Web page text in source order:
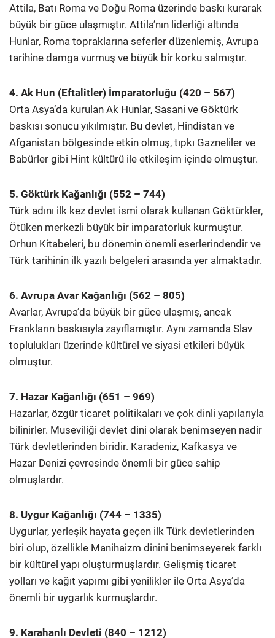
Attila, Batı Roma ve Doğu Roma üzerinde baskı kurarak
büyük bir güce ulaşmıştır. Attila’nın liderliği altında
Hunlar, Roma topraklarına seferler düzenlemiş, Avrupa
tarihine damga vurmuş ve büyük bir korku salmıştır.
4. Ak Hun (Eftalitler) İmparatorluğu (420 – 567)
Orta Asya’da kurulan Ak Hunlar, Sasani ve Göktürk
baskısı sonucu yıkılmıştır. Bu devlet, Hindistan ve
Afganistan bölgesinde etkin olmuş, tıpkı Gazneliler ve
Babürler gibi Hint kültürü ile etkileşim içinde olmuştur.
5. Göktürk Kağanlığı (552 – 744)
Türk adını ilk kez devlet ismi olarak kullanan Göktürkler,
Ötüken merkezli büyük bir imparatorluk kurmuştur.
Orhun Kitabeleri, bu dönemin önemli eserlerindendir ve
Türk tarihinin ilk yazılı belgeleri arasında yer almaktadır.
6. Avrupa Avar Kağanlığı (562 – 805)
Avarlar, Avrupa’da büyük bir güce ulaşmış, ancak
Frankların baskısıyla zayıflamıştır. Aynı zamanda Slav
toplulukları üzerinde kültürel ve siyasi etkileri büyük
olmuştur.
7. Hazar Kağanlığı (651 – 969)
Hazarlar, özgür ticaret politikaları ve çok dinli yapılarıyla
bilinirler. Museviliği devlet dini olarak benimseyen nadir
Türk devletlerinden biridir. Karadeniz, Kafkasya ve
Hazar Denizi çevresinde önemli bir güce sahip
olmuşlardır.
8. Uygur Kağanlığı (744 – 1335)
Uygurlar, yerleşik hayata geçen ilk Türk devletlerinden
biri olup, özellikle Manihaizm dinini benimseyerek farklı
bir kültürel yapı oluşturmuşlardır. Gelişmiş ticaret
yolları ve kağıt yapımı gibi yenilikler ile Orta Asya’da
önemli bir uygarlık kurmuşlardır.
9. Karahanlı Devleti (840 – 1212)